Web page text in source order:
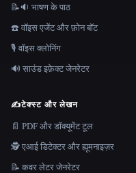
📝🔉 भाषण के पाठ
☎️ वॉइस एजेंट और फ़ोन बॉट
🎙️ वॉइस क्लोनिंग
🔊 साउंड इफ़ेक्ट जेनरेटर
✍️टेक्स्ट और लेखन
📄 PDF और डॉक्यूमेंट टूल
🕵️ एआई डिटेक्टर और ह्यूमनाइज़र
📝 कवर लेटर जेनरेटर